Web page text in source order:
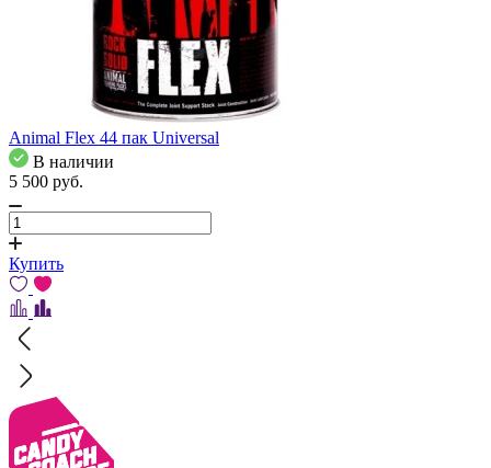
Animal Flex 44 пак Universal
В наличии
5 500 pуб.
Купить